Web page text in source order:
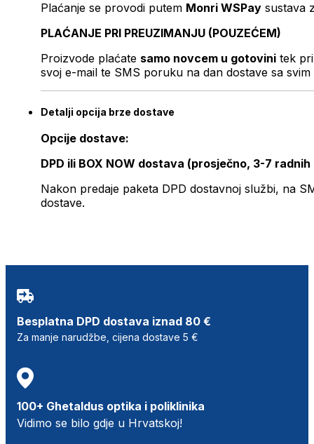
Plaćanje se provodi putem Monri WSPay sustava
PLAĆANJE PRI PREUZIMANJU (POUZEĆEM)
Proizvode plaćate samo novcem u gotovini tek
svoj e-mail te SMS poruku na dan dostave sa svim
Detalji opcija brze dostave
Opcije dostave:
DPD ili BOX NOW dostava (prosječno, 3-7 radnih
Nakon predaje paketa DPD dostavnoj službi, na
dostave.
Besplatna DPD dostava iznad 80 €
Za manje narudžbe, cijena dostave 5 €
100+ Ghetaldus optika i poliklinika
Vidimo se bilo gdje u Hrvatskoj!